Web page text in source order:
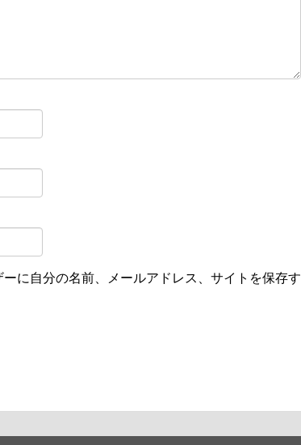
に自分の名前、メールアドレス、サイトを保存す